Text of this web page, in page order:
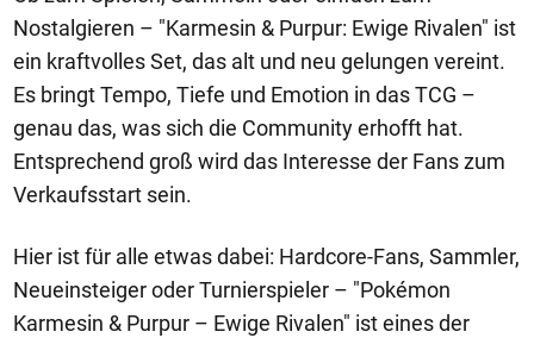
Nostalgieren – "Karmesin & Purpur: Ewige Rivalen" ist
ein kraftvolles Set, das alt und neu gelungen vereint.
Es bringt Tempo, Tiefe und Emotion in das TCG –
genau das, was sich die Community erhofft hat.
Entsprechend groß wird das Interesse der Fans zum
Verkaufsstart sein.
Hier ist für alle etwas dabei: Hardcore-Fans, Sammler,
Neueinsteiger oder Turnierspieler – "Pokémon
Karmesin & Purpur – Ewige Rivalen" ist eines der